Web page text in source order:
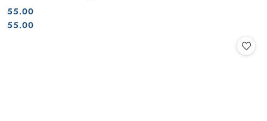
Cena:
55.00
Cena:
55.00